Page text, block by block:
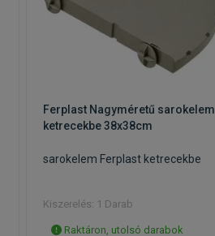
Ferplast Nagyméretű sarokelem
ketrecekbe 38x38cm
sarokelem Ferplast ketrecekbe
Kiszerelés: 1 Darab
Raktáron, utolsó darabok